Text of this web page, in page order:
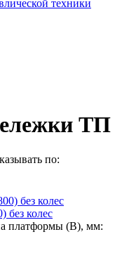
техники
ТП
по:
без колес
платформы (В), мм: